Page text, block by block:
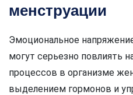
менструации
Эмоциональное
могут серьезно повлиять
процессов в организме
выделением гормонов и